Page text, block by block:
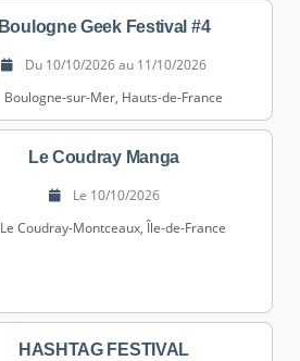
Boulogne Geek Festival #4
Du 10/10/2026 au 11/10/2026
Boulogne-sur-Mer, Hauts-de-France
Le Coudray Manga
Le 10/10/2026
Le Coudray-Montceaux, Île-de-France
HASHTAG FESTIVAL